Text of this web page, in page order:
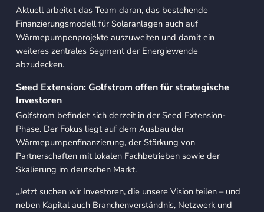
Aktuell arbeitet das Team daran, das bestehende
Finanzierungsmodell für Solaranlagen auch auf
Wärmepumpenprojekte auszuweiten und damit ein
weiteres zentrales Segment der Energiewende
abzudecken.
Seed Extension: Golfstrom offen für strategische
Investoren
Golfstrom befindet sich derzeit in der Seed Extension-
Phase. Der Fokus liegt auf dem Ausbau der
Wärmepumpenfinanzierung, der Stärkung von
Partnerschaften mit lokalen Fachbetrieben sowie der
Skalierung im deutschen Markt.
„Jetzt suchen wir Investoren, die unsere Vision teilen – und
neben Kapital auch Branchenverständnis, Netzwerk und